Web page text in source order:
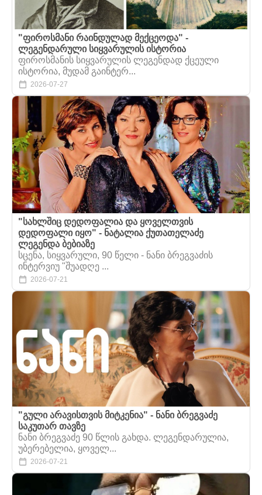
"ფიროსმანი რაინდულად მექცეოდა" -
ლეგენდარული სიყვარულის ისტორია
ფიროსმანის სიყვარულის ლეგენდად ქცეული
ისტორია, მუდამ გაინტერ...
2026-07-27
"სახლშიც დედოფალია და ყოველთვის
დედოფალი იყო" - ნატალია ქუთათელაძე
ლეგენდა ბებიაზე
სცენა, სიყვარული, 90 წელი - ნანი ბრეგვაძის
ინტერვიუ "შუადღე ...
2026-07-21
"გული არავისთვის მიტკენია" - ნანი ბრეგვაძე
საკუთარ თავზე
ნანი ბრეგვაძე 90 წლის გახდა. ლეგენდარულია,
უბერებელია, ყოველ...
2026-07-21